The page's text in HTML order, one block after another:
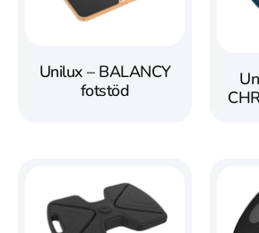
Unilux – BALANCY
fotstöd